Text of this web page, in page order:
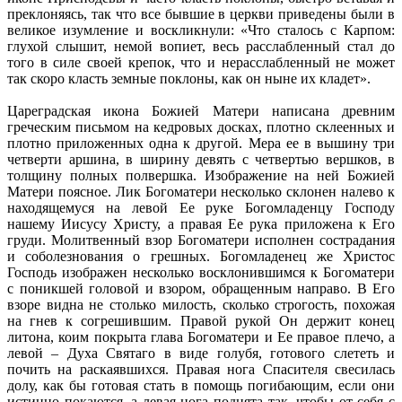
преклоняясь, так что все бывшие в церкви приведены были в
великое изумление и воскликнули: «Что сталось с Карпом:
глухой слышит, немой вопиет, весь расслабленный стал до
того в силе своей крепок, что и нерасслабленный не может
так скоро класть земные поклоны, как он ныне их кладет».
Цареградская икона Божией Матери написана древним
греческим письмом на кедровых досках, плотно склеенных и
плотно приложенных одна к другой. Мера ее в вышину три
четверти аршина, в ширину девять с четвертью вершков, в
толщину полных полвершка. Изображение на ней Божией
Матери поясное. Лик Богоматери несколько склонен налево к
находящемуся на левой Ее руке Богомладенцу Господу
нашему Иисусу Христу, а правая Ее рука приложена к Его
груди. Молитвенный взор Богоматери исполнен сострадания
и соболезнования о грешных. Богомладенец же Христос
Господь изображен несколько восклонившимся к Богоматери
с поникшей головой и взором, обращенным направо. В Его
взоре видна не столько милость, сколько строгость, похожая
на гнев к согрешившим. Правой рукой Он держит конец
литона, коим покрыта глава Богоматери и Ее правое плечо, а
левой – Духа Святаго в виде голубя, готового слететь и
почить на раскаявшихся. Правая нога Спасителя свесилась
долу, как бы готовая стать в помощь погибающим, если они